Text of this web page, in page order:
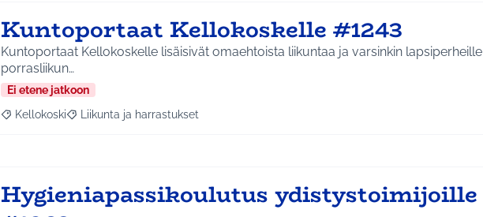
Kuntoportaat Kellokoskelle #1243
Kuntoportaat Kellokoskelle lisäisivät omaehtoista liikuntaa ja varsinkin lapsiperheille
porrasliikun…
Ei etene jatkoon
Rajaa tulokset aihepiirin mukaan: Kellokoski
Kellokoski Rajaa tulokset teeman mukaan: Liikunta ja harrastukset
Liikunta ja harrastukset
Hygieniapassikoulutus ydistystoimijoille